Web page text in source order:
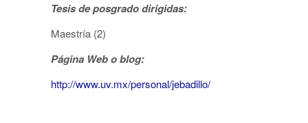
Tesis de posgrado dirigidas:
Maestría (2)
Página Web o blog:
http://www.uv.mx/personal/jebadillo/